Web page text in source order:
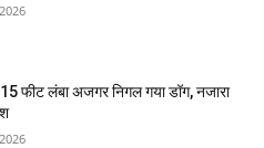
फीट लंबा अजगर निगल गया डॉग, नजारा